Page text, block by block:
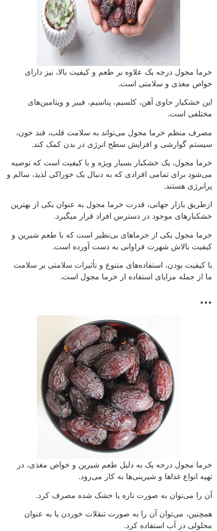
خرما مجول درجه یک علاوه بر طعم و کیفیت بالا، نیز دارای
خواص مغذی و سلامتی است.
این خشکبار حاوی آهن، کلسیم، پتاسیم، فیبر و ویتامین‌های
مختلفی است.
مصرف منظم خرما مجول می‌تواند به سلامت قلب، قند خون،
سیستم گوارشی و افزایش سطح انرژی در بدن کمک کند.
خرما مجول، یک خشکبار بسیار ویژه و با کیفیت است که توصیه
می‌شود برای تمامی افرادی که به دنبال یک خوراکی لذیذ، سالم و
پرانرژی هستند.
ازطریق بازار جهانی، قدرت خرما مجول به عنوان یکی از بهترین
خشکبارهای موجود در دسترس افراد قرار میگیرد.
خرما مجول یکی از خرماهای بی‌نظیر است که با طعم شیرین و
کیفیت بالاش شهرت فراوانی به دست آورده است.
با کیفیت بودن، استفاده‌های متنوع و تأثیرات سلامتی بر سلامت
ما از جمله مزایای استفاده از خرما مجول است.
…
خرما مجول درجه یک به دلیل طعم شیرین و خواص مغذی، در
تهیه انواع غذاها و شیرینی‌ها به کار می‌رود.
آن را می‌توان به صورت تازه یا خشک شده مصرف کرد.
همچنین، می‌توان آن را به صورت تنقلات خوردن یا به عنوان
محلولی در آب استفاده کرد.